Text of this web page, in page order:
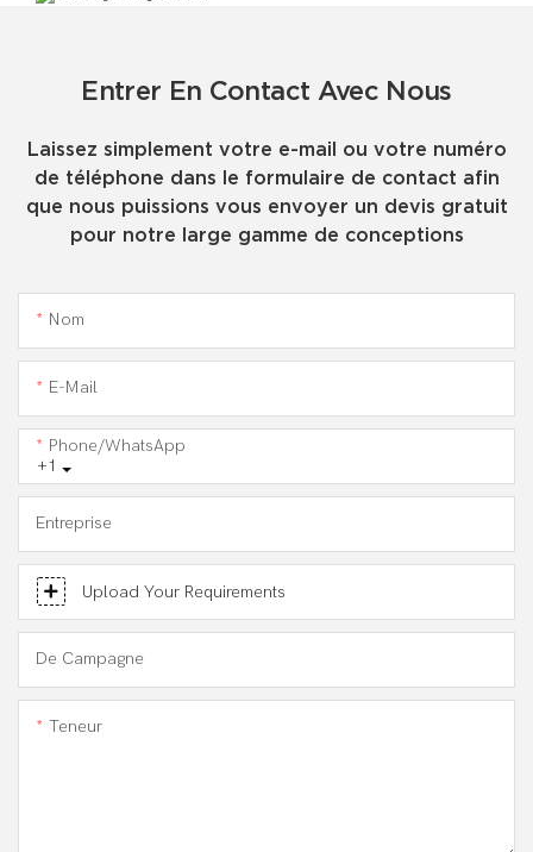
Entrer En Contact Avec Nous
Laissez simplement votre e-mail ou votre numéro
de téléphone dans le formulaire de contact afin
que nous puissions vous envoyer un devis gratuit
pour notre large gamme de conceptions
Nom
E-Mail
+1
Phone/WhatsApp
Entreprise
Upload Your Requirements
De Campagne
Teneur